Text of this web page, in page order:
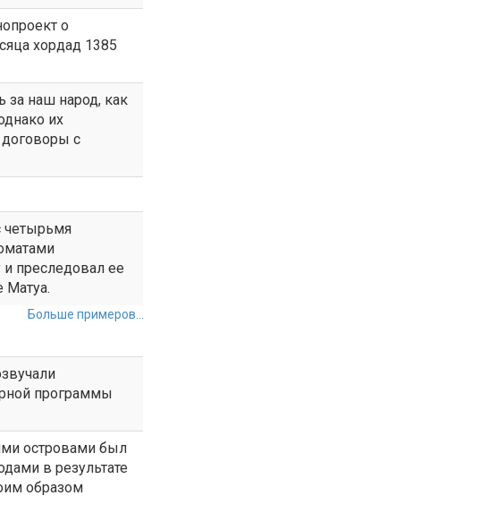
о
хордад 1385
за наш народ, как
их
с
четырьмя
преследовал ее
Матуа.
Больше примеров...
программы
островами был
в результате
образом